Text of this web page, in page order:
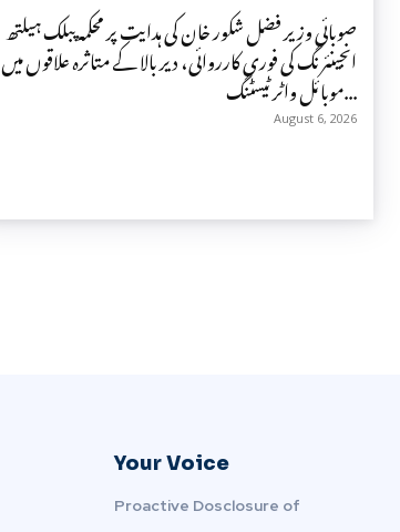
صوبائی وزیر فضل شکور خان کی ہدایت پر محکمہ پبلک ہیلتھ
انجینئرنگ کی فوری کارروائی، دیر بالا کے متاثرہ علاقوں میں
موبائل واٹر ٹیسٹنگ...
August 6, 2026
Your Voice
Proactive Dosclosure of